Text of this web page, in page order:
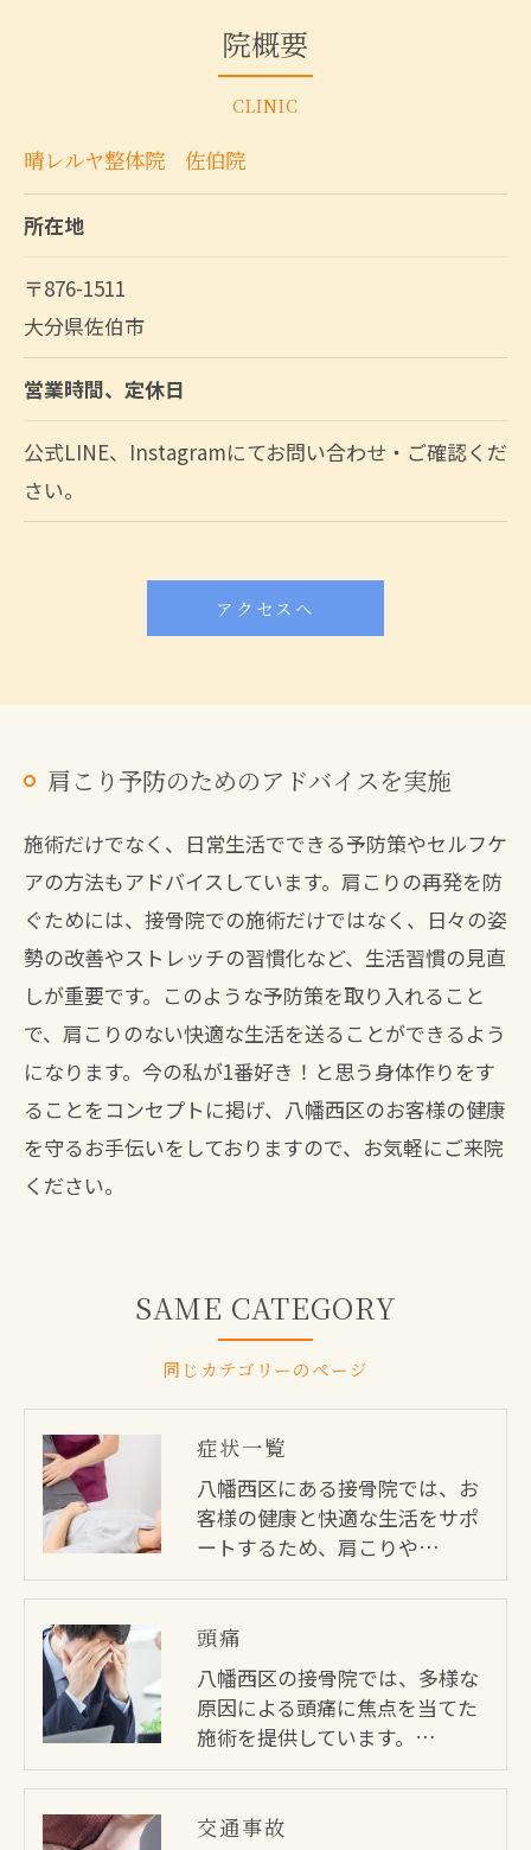
院概要
CLINIC
晴レルヤ整体院 佐伯院
所在地
〒876-1511
大分県佐伯市
営業時間、定休日
公式LINE、Instagramにてお問い合わせ・ご確認くだ
さい。
アクセスへ
肩こり予防のためのアドバイスを実施
施術だけでなく、日常生活でできる予防策やセルフケ
アの方法もアドバイスしています。肩こりの再発を防
ぐためには、接骨院での施術だけではなく、日々の姿
勢の改善やストレッチの習慣化など、生活習慣の見直
しが重要です。このような予防策を取り入れること
で、肩こりのない快適な生活を送ることができるよう
になります。今の私が1番好き！と思う身体作りをす
ることをコンセプトに掲げ、八幡西区のお客様の健康
を守るお手伝いをしておりますので、お気軽にご来院
ください。
同じカテゴリーのページ
SAME CATEGORY
症状一覧
八幡西区にある接骨院では、お
客様の健康と快適な生活をサポ
ートするため、肩こりや…
頭痛
八幡西区の接骨院では、多様な
原因による頭痛に焦点を当てた
施術を提供しています。…
交通事故